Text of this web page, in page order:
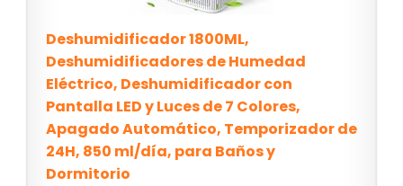
Deshumidificador 1800ML,
Deshumidificadores de Humedad
Eléctrico, Deshumidificador con
Pantalla LED y Luces de 7 Colores,
Apagado Automático, Temporizador de
24H, 850 ml/día, para Baños y
Dormitorio